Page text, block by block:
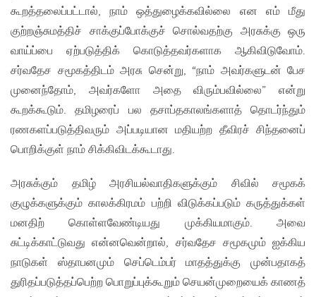
கூறத்தலைப்பட்டால், நாம் ஒத்துழைக்கவில்லை என எம் மீது
குற்றஞ்சுமத்திச் சாக்குப்போக்குச் சொல்வதற்கு அரசுக்கு ஒரு
வாய்ப்பை ஏற்படுத்திக் கொடுத்தவர்களாக ஆகிவிடுவோம்.
சர்வதேச சமூகத்திடம் அரசு சென்று, “நாம் அவர்களுடன் பேச
முனைந்தோம், அவர்களோ அதை விரும்பவில்லை” என்று
கூறக்கூடும். தமிழரைப் பல தசாப்தகாலங்களாத் தொடர்ந்தும்
ரணகளப்படுத்திவரும் அப்படியான மதியற்ற தீவிரச் சிந்தனைப்
பொறிக்குள் நாம் சிக்கிவிடக்கூடாது.
அரசுக்கும் தமிழ் அரசியல்வாதிகளுக்கும் சிவில் சமூகக்
குழுக்களுக்கும் காலக்கிரமம் பற்றி விடுக்கப்படும் கருத்துக்கள்
மனதிற் கொள்ளவேண்டியது முக்கியமாகும். அவை
சுட்டிக்காட்டுவது என்னவென்றால், சர்வதேச சமூகமும் ஐக்கிய
நாடுகள் ஸ்தாபனமும் செப்டெம்பர் மாதத்துக்கு முன்பதாகத்
துரிதப்படுத்தப்பெற்ற பொறுப்புக்கூறும் செயன்முறையைக் காணத்